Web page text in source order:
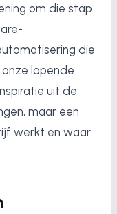
om die stap
die
lopende
uit de
maar een
werkt en waar